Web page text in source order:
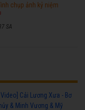
chụp ảnh kỷ niệm
SA
Video] Cải Lương Xưa - Bơ
& Minh Vương & Mỹ